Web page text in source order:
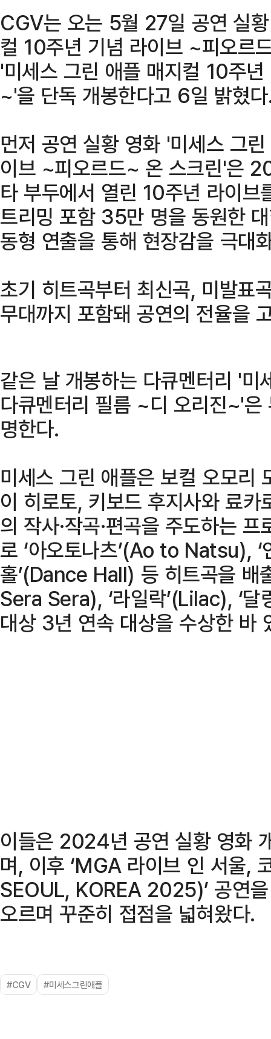
CGV는 오는 5월 27일 공연 실
컬 10주년 기념 라이브 ~피오르
'미세스 그린 애플 매지컬 10주
~'을 단독 개봉한다고 6일 밝혔
먼저 공연 실황 영화 '미세스 그
이브 ~피오르드~ 온 스크린'은
타 부두에서 열린 10주년 라이
트리밍 포함 35만 명을 동원한
동형 연출을 통해 현장감을 극대
초기 히트곡부터 최신곡, 미발표
무대까지 포함돼 공연의 전율을
같은 날 개봉하는 다큐멘터리 '
다큐멘터리 필름 ~디 오리진~'
명한다.
미세스 그린 애플은 보컬 오모리
이 히로토, 키보드 후지사와 료
의 작사·작곡·편곡을 주도하는
로 ‘아오토나츠’(Ao to Natsu),
홀’(Dance Hall) 등 히트곡을 배
Sera Sera), ‘라일락’(Lilac), ‘
대상 3년 연속 대상을 수상한 바
이들은 2024년 공연 실황 영화
며, 이후 ‘MGA 라이브 인 서울
SEOUL, KOREA 2025)’ 공연
오르며 꾸준히 접점을 넓혀왔다.
#CGV #미세스그린애플